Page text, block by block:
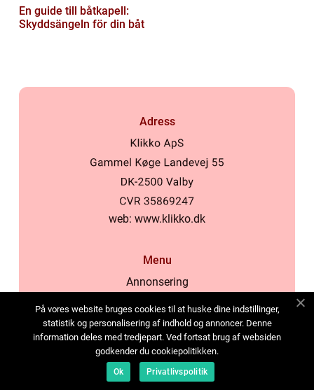
En guide till båtkapell:
Skyddsängeln för din båt
Adress
web: www.klikko.dk
Menu
Annonsering
Cookies
Kontakta oss
Sitemap
På vores website bruges cookies til at huske dine indstillinger,
statistik og personalisering af indhold og annoncer. Denne
information deles med tredjepart. Ved fortsat brug af websiden
godkender du cookiepolitikken.
Ok Privatlivspolitik